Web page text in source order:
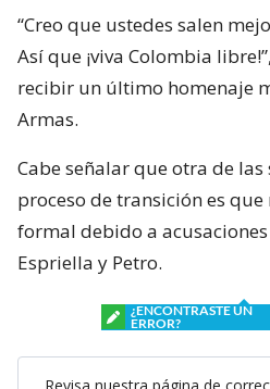
“Creo que ustedes salen
Así que ¡viva Colombia
recibir un último homenaje
Armas.
Cabe señalar que otra de
proceso de transición es
formal debido a
Espriella y Petro.
¿ENCONTRASTE UN
ERROR?
Revisa nuestra página de